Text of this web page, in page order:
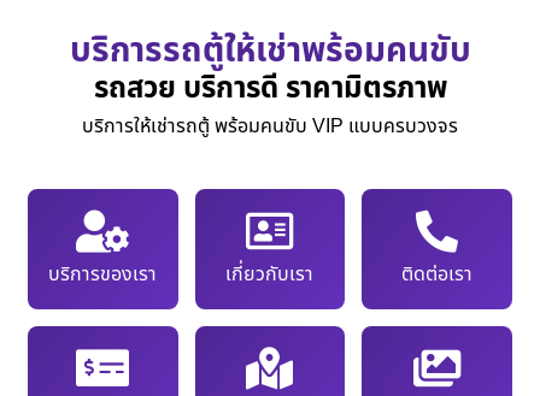
บริการรถตู้ให้เช่าพร้อมคนขับ
รถสวย บริการดี ราคามิตรภาพ
บริการให้เช่ารถตู้ พร้อมคนขับ VIP แบบครบวงจร
บริการของเรา เกี่ยวกับเรา ติดต่อเรา